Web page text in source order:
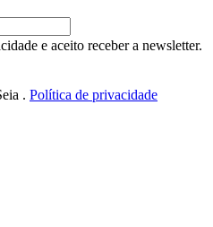
e aceito receber a newsletter.
. Política de privacidade